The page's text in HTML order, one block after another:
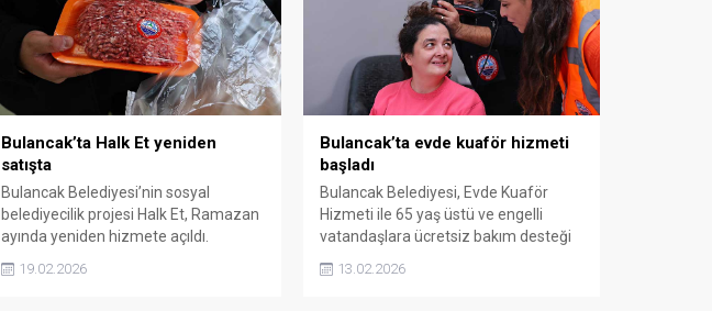
Bulancak’ta Halk Et yeniden
satışta
Bulancak Belediyesi’nin sosyal
belediyecilik projesi Halk Et, Ramazan
ayında yeniden hizmete açıldı.
Uygulama ile dar gelirli ailelere uygun
fiyatlı ve güvenilir et temini
19.02.2026
Bulancak’ta evde kuaför hizmeti
başladı
Bulancak Belediyesi, Evde Kuaför
Hizmeti ile 65 yaş üstü ve engelli
vatandaşlara ücretsiz bakım desteği
sunuyor. Sosyal belediyecilik
anlayışıyla hayata geçirilen uygulama,
13.02.2026